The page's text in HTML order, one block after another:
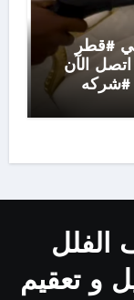
#قطر
الآن
الفلل
و تعقيم